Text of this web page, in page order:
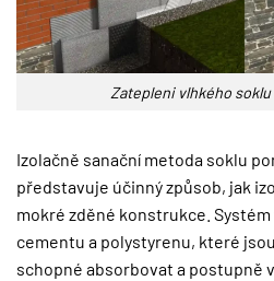
Zatepleni vlhkého
Izolačně sanační metoda soklu
představuje účinný způsob, jak
mokré zděné konstrukce. Systém
cementu a polystyrenu, které
schopné absorbovat a postupně